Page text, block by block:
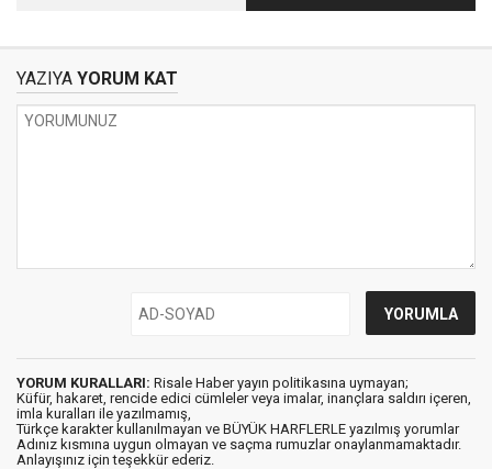
neresinde duruyor?
YAZIYA YORUM KAT
YORUM KURALLARI: Risale Haber yayın politikasına uymayan;
Küfür, hakaret, rencide edici cümleler veya imalar, inançlara saldırı içeren,
imla kuralları ile yazılmamış,
Türkçe karakter kullanılmayan ve BÜYÜK HARFLERLE yazılmış yorumlar
Adınız kısmına uygun olmayan ve saçma rumuzlar onaylanmamaktadır.
Anlayışınız için teşekkür ederiz.